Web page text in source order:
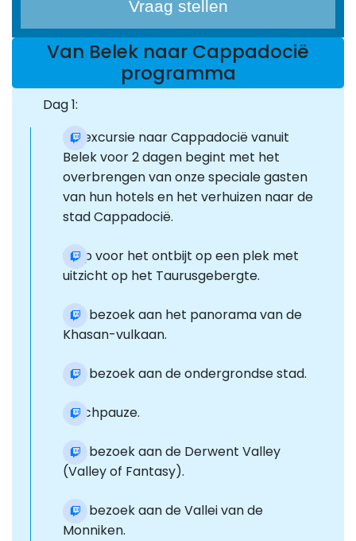
Vraag stellen
Van Belek naar Cappadocië
programma
Dag 1:
De excursie naar Cappadocië vanuit
Belek voor 2 dagen begint met het
overbrengen van onze speciale gasten
van hun hotels en het verhuizen naar de
stad Cappadocië.
Stop voor het ontbijt op een plek met
uitzicht op het Taurusgebergte.
Een bezoek aan het panorama van de
Khasan-vulkaan.
Een bezoek aan de ondergrondse stad.
Lunchpauze.
Een bezoek aan de Derwent Valley
(Valley of Fantasy).
Een bezoek aan de Vallei van de
Monniken.